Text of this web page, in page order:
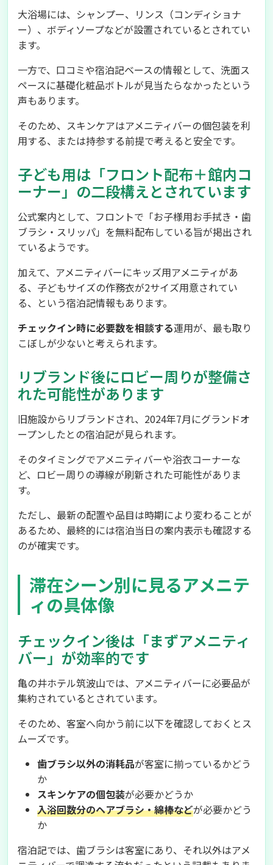
大浴場には、シャンプー、リンス（コンディショナ
ー）、ボディソープなどが設置されているとされてい
ます。
一方で、口コミや宿泊記ベースの情報として、洗面ス
ペースに基礎化粧品ボトルが見当たらなかったという
声もあります。
そのため、スキンケアはアメニティバーの個包装を利
用する、または持参する前提で考えると安全です。
子ども用は「フロント配布＋館内コ
ーナー」の二段構えとされています
公式案内として、フロントで「お子様用お手拭き・歯
ブラシ・スリッパ」を無料配布している旨が掲出され
ているようです。
加えて、アメニティバーにキッズ用アメニティがあ
る、子どもサイズの作務衣が2サイズ用意されてい
る、という宿泊記情報もあります。
チェックイン時に必要数を相談する運用が、最も取り
こぼしが少ないと考えられます。
リブランド後にロビー周りが整備さ
れた可能性があります
旧施設からリブランドされ、2024年7月にグランドオ
ープンしたとの宿泊記が見られます。
そのタイミングでアメニティバーや浴衣コーナーな
ど、ロビー周りの導線が刷新された可能性がありま
す。
ただし、最新の配置や品目は時期により変わることが
あるため、最終的には宿泊当日の案内表示も確認する
のが確実です。
滞在シーン別に見るアメニテ
ィの具体像
チェックイン後は「まずアメニティ
バー」が効率的です
亀の井ホテル筑波山では、アメニティバーに必要品が
集約されているとされています。
そのため、客室へ向かう前に以下を確認しておくとス
ムーズです。
歯ブラシ以外の消耗品が客室に揃っているかどう
か
スキンケアの個包装が必要かどうか
入浴回数分のヘアブラシ・綿棒などが必要かどう
か
宿泊記では、歯ブラシは客室にあり、それ以外はアメ